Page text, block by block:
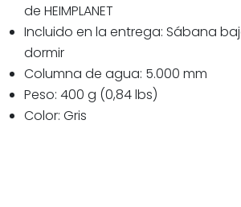
de HEIMPLANET
Incluido en la entrega: Sábana
dormir
Columna de agua: 5.000 mm
Peso: 400 g (0,84 lbs)
Color: Gris